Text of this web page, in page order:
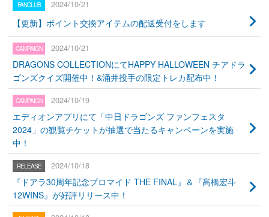
2024/10/21
【更新】ポイント交換アイテムの配送受付をします
2024/10/21
DRAGONS COLLECTIONにてHAPPY HALLOWEEN チアドラ
ゴンズクイズ開催中！&涌井投手の限定トレカ配布中！
2024/10/19
エディオンアプリにて「中日ドラゴンズ ファンフェスタ
2024」の観覧チケットが抽選で当たるキャンペーンを実施
中！
2024/10/18
『ドアラ30周年記念ブロマイド THE FINAL』＆『髙橋宏斗
12WINS』が好評リリース中！